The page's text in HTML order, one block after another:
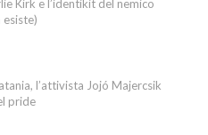
Kirk e l’identikit del nemico
l’attivista Jojó Majercsik
pride